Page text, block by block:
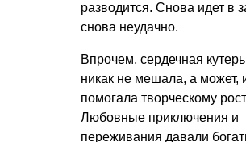
разводится. Снова идет в
снова неудачно.
Впрочем, сердечная
никак не мешала, а может,
помогала творческому
Любовные приключения и
переживания давали